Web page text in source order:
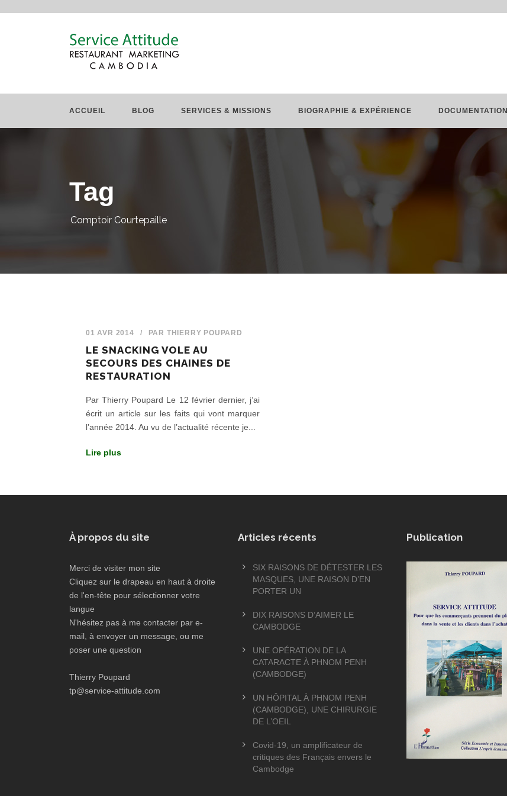
ACCUEIL BLOG SERVICES & MISSIONS BIOGRAPHIE & EXPÉRIENCE DOCUMENTATION
Tag
Comptoir Courtepaille
01 AVR 2014 / PAR THIERRY POUPARD
LE SNACKING VOLE AU
SECOURS DES CHAINES DE
RESTAURATION
Par Thierry Poupard Le 12 février dernier, j’ai
écrit un article sur les faits qui vont marquer
l’année 2014. Au vu de l’actualité récente je...
Lire plus
À propos du site
Merci de visiter mon site
Cliquez sur le drapeau en haut à droite
de l'en-tête pour sélectionner votre
langue
N'hésitez pas à me contacter par e-
mail, à envoyer un message, ou me
poser une question
Thierry Poupard
tp@service-attitude.com
Articles récents
SIX RAISONS DE DÉTESTER LES
MASQUES, UNE RAISON D’EN
PORTER UN
DIX RAISONS D’AIMER LE
CAMBODGE
UNE OPÉRATION DE LA
CATARACTE À PHNOM PENH
(CAMBODGE)
UN HÔPITAL À PHNOM PENH
(CAMBODGE), UNE CHIRURGIE
DE L’OEIL
Covid-19, un amplificateur de
critiques des Français envers le
Cambodge
Publication